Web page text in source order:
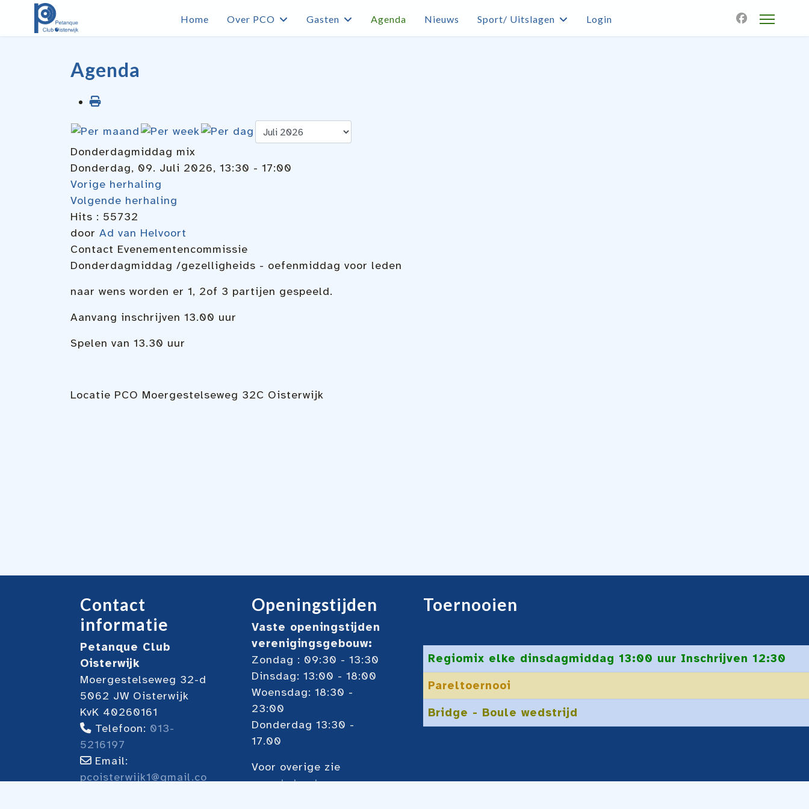
Home Over PCO Gasten Agenda Nieuws Sport/ Uitslagen Login
Agenda
Donderdagmiddag mix
Donderdag, 09. Juli 2026, 13:30 - 17:00
Vorige herhaling
Volgende herhaling
Hits : 55732
door Ad van Helvoort
Contact Evenementencommissie
Donderdagmiddag /gezelligheids - oefenmiddag voor leden
naar wens worden er 1, 2of 3 partijen gespeeld.
Aanvang inschrijven 13.00 uur
Spelen van 13.30 uur
Locatie PCO Moergestelseweg 32C Oisterwijk
Contact
informatie
Petanque Club
Oisterwijk
Moergestelseweg 32-d
5062 JW Oisterwijk
KvK 40260161
Telefoon: 013-
5216197
Email:
pcoisterwijk1@gmail.co
Openingstijden
Vaste openingstijden
verenigingsgebouw:
Zondag : 09:30 - 13:30
Dinsdag: 13:00 - 18:00
Woensdag: 18:30 -
23:00
Donderdag 13:30 -
17.00
Voor overige zie
onzekalender
Toernooien
Regiomix elke dinsdagmiddag 13:00 uur Inschrijven 12:30
Pareltoernooi
Bridge - Boule wedstrijd